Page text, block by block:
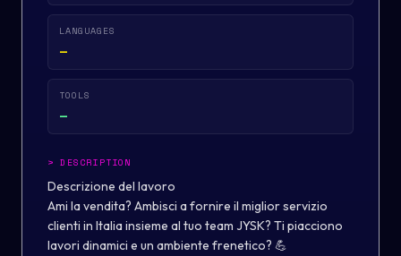
LANGUAGES
—
TOOLS
—
>DESCRIPTION
Descrizione del lavoro
Ami la vendita? Ambisci a fornire il miglior servizio
clienti in Italia insieme al tuo team JYSK? Ti piacciono
lavori dinamici e un ambiente frenetico? 💪